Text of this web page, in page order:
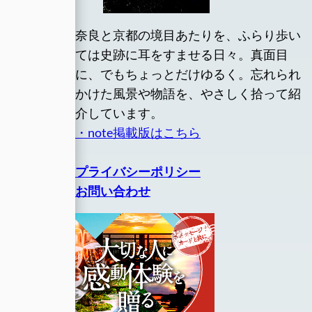
奈良と京都の境目あたりを、ふらり歩い
ては史跡に耳をすませる日々。真面目
に、でもちょっとだけゆるく。忘れられ
かけた風景や物語を、やさしく拾って紹
介しています。
・note掲載版はこちら
プライバシーポリシー
お問い合わせ